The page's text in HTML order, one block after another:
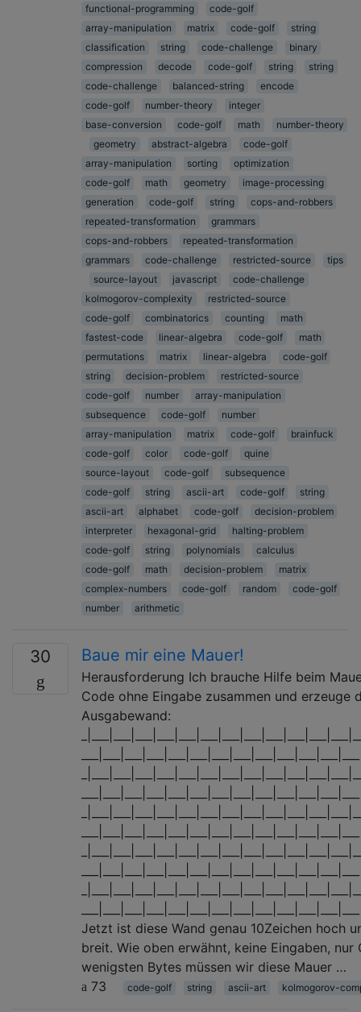
functional-programming
code-golf
array-manipulation
matrix code-golf
string
classification
string code-challenge
binary
compression
decode code-golf string
string
code-challenge
balanced-string
encode
code-golf
number-theory
integer
base-conversion
code-golf math
number-theory
geometry
abstract-algebra
code-golf
array-manipulation
sorting
optimization
code-golf
math geometry
image-processing
generation
code-golf string
cops-and-robbers
repeated-transformation
grammars
cops-and-robbers
repeated-transformation
grammars
code-challenge restricted-source
tips
source-layout
javascript
code-challenge
kolmogorov-complexity
restricted-source
code-golf
combinatorics counting
math
fastest-code
linear-algebra code-golf
math
permutations
matrix linear-algebra
code-golf
string
decision-problem
restricted-source
code-golf
number
array-manipulation
subsequence
code-golf
number
array-manipulation
matrix code-golf
brainfuck
code-golf
color code-golf
quine
source-layout
code-golf
subsequence
code-golf
string ascii-art code-golf
string
ascii-art
alphabet code-golf
decision-problem
interpreter
hexagonal-grid
halting-problem
code-golf
string polynomials
calculus
code-golf
math decision-problem
matrix
complex-numbers
code-golf random
code-golf
number
arithmetic
30 Baue mir eine Mauer!
Herausforderung Ich brauche Hilfe beim
Code ohne Eingabe zusammen und erzeuge
Ausgabewand:
Jetzt ist diese Wand genau 10Zeichen hoch
breit. Wie oben erwähnt, keine Eingaben, nur
wenigsten Bytes müssen wir diese Mauer …
73
code-golf string ascii-art kolmogorov-